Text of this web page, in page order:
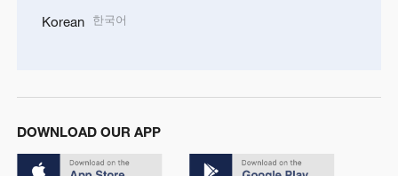
Korean 한국어
DOWNLOAD OUR APP